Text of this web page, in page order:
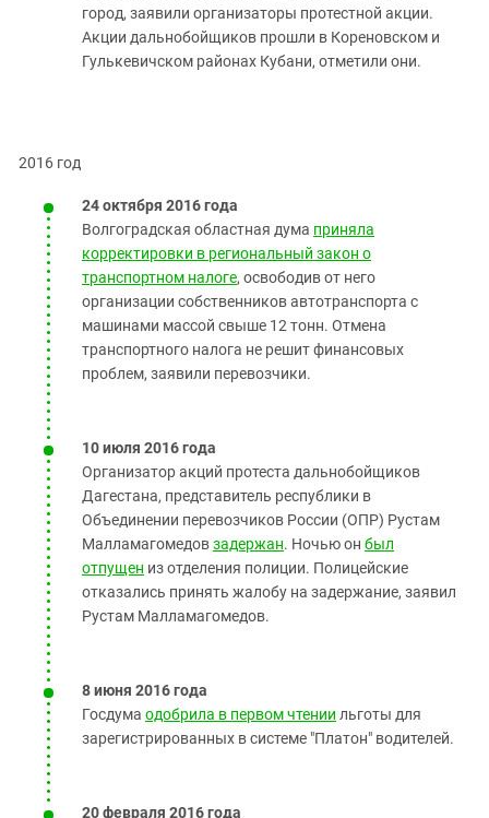
город, заявили организаторы протестной акции.
Акции дальнобойщиков прошли в Кореновском и
Гулькевичском районах Кубани, отметили они.
2016 год
24 октября 2016 года
Волгоградская областная дума приняла
корректировки в региональный закон о
транспортном налоге, освободив от него
организации собственников автотранспорта с
машинами массой свыше 12 тонн. Отмена
транспортного налога не решит финансовых
проблем, заявили перевозчики.
10 июля 2016 года
Организатор акций протеста дальнобойщиков
Дагестана, представитель республики в
Объединении перевозчиков России (ОПР) Рустам
Малламагомедовзадержан. Ночью он был
отпущен из отделения полиции. Полицейские
отказались принять жалобу на задержание, заявил
Рустам Малламагомедов.
8 июня 2016 года
Госдума одобрила в первом чтении льготы для
зарегистрированных в системе "Платон" водителей.
20 февраля 2016 года